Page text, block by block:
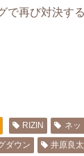
で再び対決す
RIZIN
ネッ
ダウン 井原良